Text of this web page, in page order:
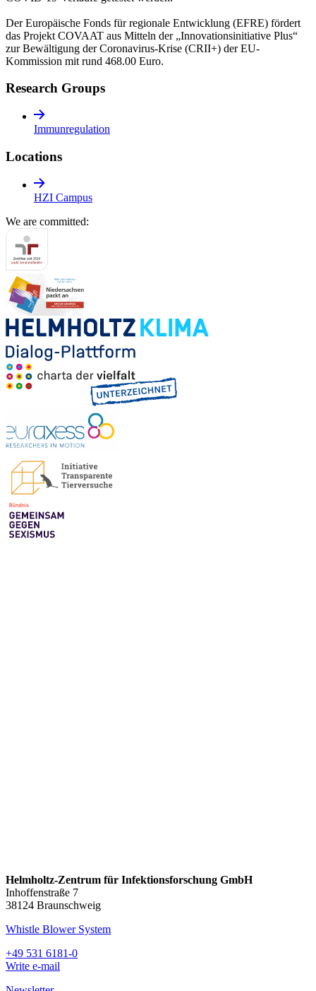
Der Europäische Fonds für regionale Entwicklung (EFRE) fördert
das Projekt COVAAT aus Mitteln der „Innovationsinitiative Plus“
zur Bewältigung der Coronavirus-Krise (CRII+) der EU-
Kommission mit rund 468.00 Euro.
Research Groups
Immunregulation
Locations
HZI Campus
We are committed:
Helmholtz-Zentrum für Infektionsforschung GmbH
Inhoffenstraße 7
38124 Braunschweig
Whistle Blower System
+49 531 6181-0
Write e-mail